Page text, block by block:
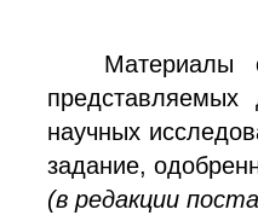
Материалы
представляемых
научных
задание,
(в редакции